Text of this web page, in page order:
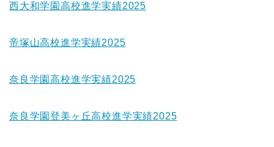
西大和学園高校進学実績2025
帝塚山高校進学実績2025
奈良学園高校進学実績2025
奈良学園登美ヶ丘高校進学実績2025